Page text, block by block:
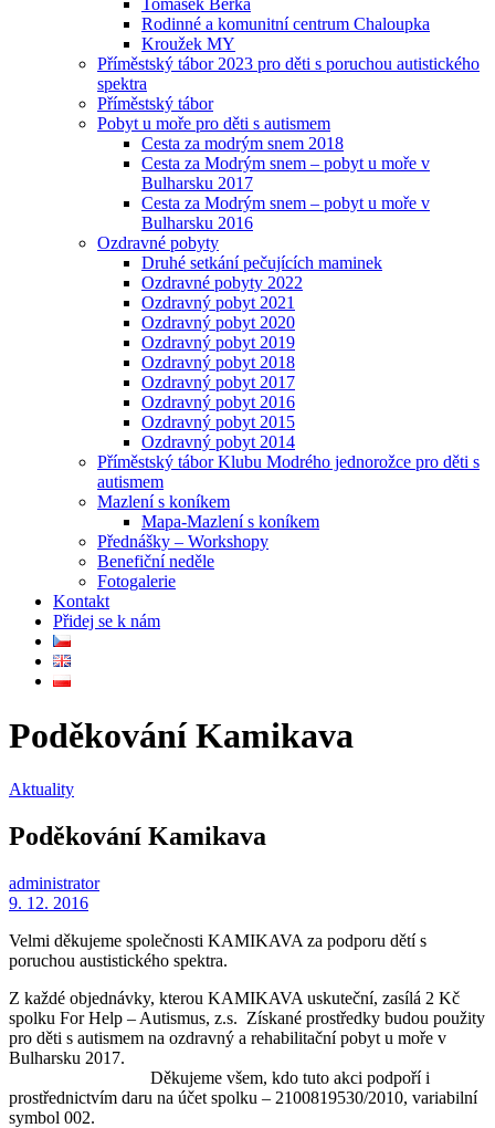
Tomášek Berka
Rodinné a komunitní centrum Chaloupka
Kroužek MY
Příměstský tábor 2023 pro děti s poruchou autistického
spektra
Příměstský tábor
Pobyt u moře pro děti s autismem
Cesta za modrým snem 2018
Cesta za Modrým snem – pobyt u moře v
Bulharsku 2017
Cesta za Modrým snem – pobyt u moře v
Bulharsku 2016
Ozdravné pobyty
Druhé setkání pečujících maminek
Ozdravné pobyty 2022
Ozdravný pobyt 2021
Ozdravný pobyt 2020
Ozdravný pobyt 2019
Ozdravný pobyt 2018
Ozdravný pobyt 2017
Ozdravný pobyt 2016
Ozdravný pobyt 2015
Ozdravný pobyt 2014
Příměstský tábor Klubu Modrého jednorožce pro děti s
autismem
Mazlení s koníkem
Mapa-Mazlení s koníkem
Přednášky – Workshopy
Benefiční neděle
Fotogalerie
Kontakt
Přidej se k nám
Poděkování Kamikava
Aktuality
Poděkování Kamikava
administrator
9. 12. 2016
Velmi děkujeme společnosti KAMIKAVA za podporu dětí s
poruchou austistického spektra.
Z každé objednávky, kterou KAMIKAVA uskuteční, zasílá 2 Kč
spolku For Help – Autismus, z.s. Získané prostředky budou použity
pro děti s autismem na ozdravný a rehabilitační pobyt u moře v
Bulharsku 2017.
Děkujeme všem, kdo tuto akci podpoří i
prostřednictvím daru na účet spolku – 2100819530/2010, variabilní
symbol 002.